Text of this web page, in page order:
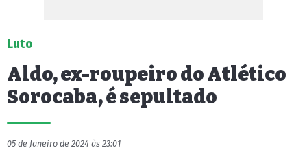
Luto
Aldo, ex-roupeiro do Atlético
Sorocaba, é sepultado
05 de Janeiro de 2024 às 23:01